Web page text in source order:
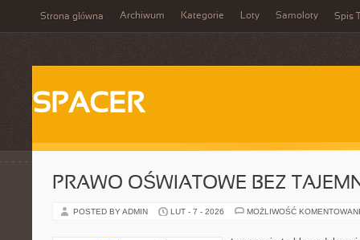
Strona główna Archiwum Kategorie Loty Samoloty Spis
SPACER
PRAWO OŚWIATOWE BEZ
POSTED BY ADMIN LUT - 7 - 2026 MOŻLIWOŚĆ